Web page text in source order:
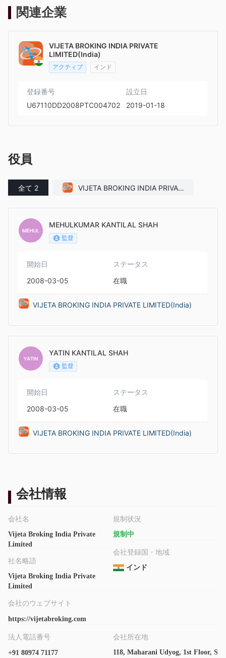
関連企業
VIJETA BROKING INDIA PRIVATE
LIMITED(India)
アクティブ インド
登録番号
U67110DD2008PTC004702
設立日
2019-01-18
役員
全て 2
VIJETA BROKING INDIA PRIVAT
MEHULKUMAR KANTILAL SHAH
監督
開始日
2008-03-05
ステータス
在職
VIJETA BROKING INDIA PRIVATE LIMITED(India)
YATIN KANTILAL SHAH
監督
開始日
2008-03-05
ステータス
在職
VIJETA BROKING INDIA PRIVATE LIMITED(India)
会社情報
会社名
Vijeta Broking India Private
Limited
社名略語
Vijeta Broking India Private
Limited
規制状況
規制中
会社登録国・地域
インド
会社のウェブサイト
https://vijetabroking.com
法人電話番号
+91 80974 71177
会社所在地
118, Maharani Udyog, 1st Floor, S